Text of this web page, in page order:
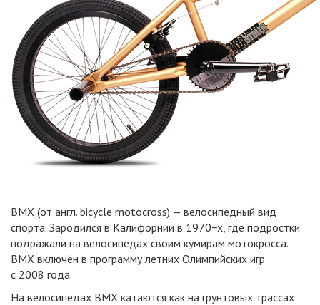
BMX (от англ. bicycle motocross) — велосипедный вид
спорта. Зародился в Калифорнии в 1970−х, где подростки
подражали на велосипедах своим кумирам мотокросса.
BMX включён в программу летних Олимпийских игр
с 2008 года.
На велосипедах BMX катаются как на грунтовых трассах